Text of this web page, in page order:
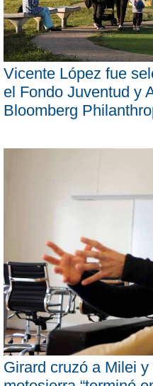
Vicente López fue
el Fondo Juventud y
Bloomberg
Girard cruzó a Milei